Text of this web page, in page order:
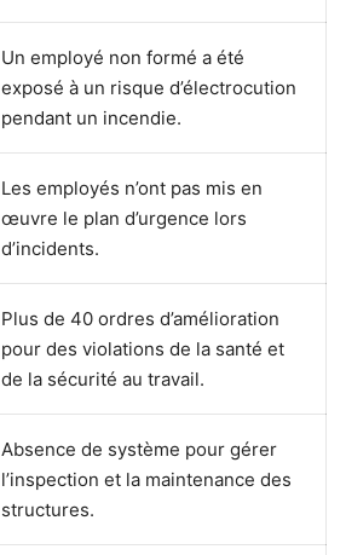
Un employé non formé a été
exposé à un risque d’électrocution
pendant un incendie.
Les employés n’ont pas mis en
œuvre le plan d’urgence lors
d’incidents.
Plus de 40 ordres d’amélioration
pour des violations de la santé et
de la sécurité au travail.
Absence de système pour gérer
l’inspection et la maintenance des
structures.